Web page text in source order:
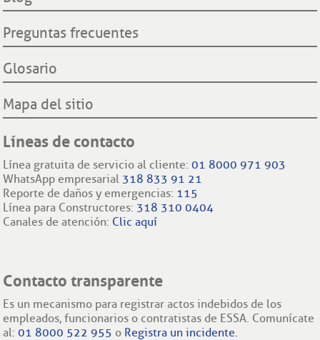
Preguntas frecuentes
Glosario
Mapa del sitio
Líneas de contacto
Línea gratuita de servicio al cliente:01 8000 971 903
WhatsApp empresarial 318 833 91 21
Reporte de daños y emergencias: 115
Línea para Constructores: 318 310 0404
Canales de atención: Clic aquí
Contacto transparente
Es un mecanismo para registrar actos indebidos de los
empleados, funcionarios o contratistas de ESSA. Comunícate
al:01 8000 522 955 o Registra un incidente.